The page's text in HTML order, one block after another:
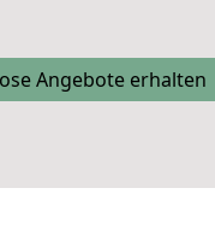
Angebote erhalten